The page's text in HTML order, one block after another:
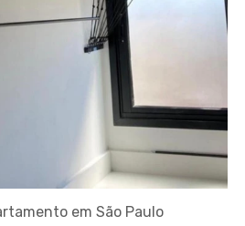
em São Paulo